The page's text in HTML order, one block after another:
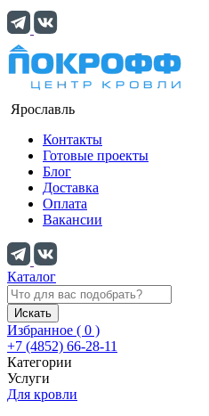
Ярославль
Контакты
Готовые проекты
Блог
Доставка
Оплата
Вакансии
Каталог
Искать
Избранное ( 0 )
+7 (4852) 66-28-11
Категории
Услуги
Для кровли